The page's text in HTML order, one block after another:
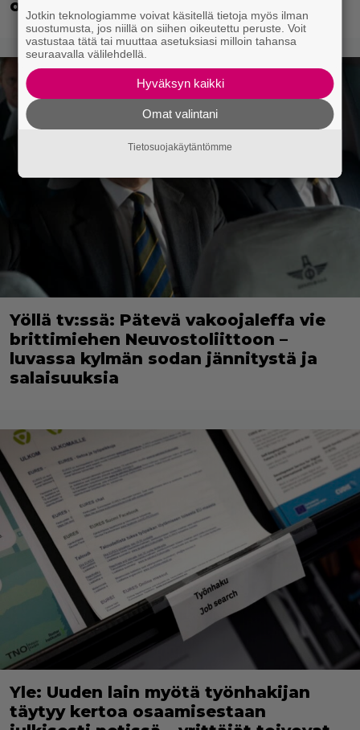
ole luvassa kevyt reissu!
Yöllä tv:ssä: Pätevä vakoojaleffa vie
brittimiehen Neuvostoliittoon –
luvassa kylmän sodan jännitystä ja
salaisuuksia
Yle: Uuden lain myötä työnhakijan
täytyy kertoa osaamisestaan
Jotkin teknologiamme voivat käsitellä tietoja myös ilman
suostumusta, jos niillä on siihen oikeutettu peruste. Voit
vastustaa tätä tai muuttaa asetuksiasi milloin tahansa
seuraavalla välilehdellä.
Hyväksyn kaikki
Omat valintani
Tietosuojakäytäntömme